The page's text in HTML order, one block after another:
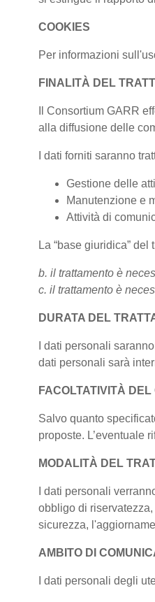
COOKIES
Per informazioni
FINALITÀ DEL
Il Consortium GARR
alla diffusione delle
I dati forniti saranno
Gestione delle
Manutenzione e
Attività di
La “base giuridica”
b. il trattamento è
c. il trattamento è
DURATA DEL
I dati personali
dati personali sarà
FACOLTATIVITÀ
Salvo quanto
proposte. L’eventuale
MODALITÀ DEL
I dati personali
obbligo di
sicurezza,
AMBITO DI
I dati personali degli